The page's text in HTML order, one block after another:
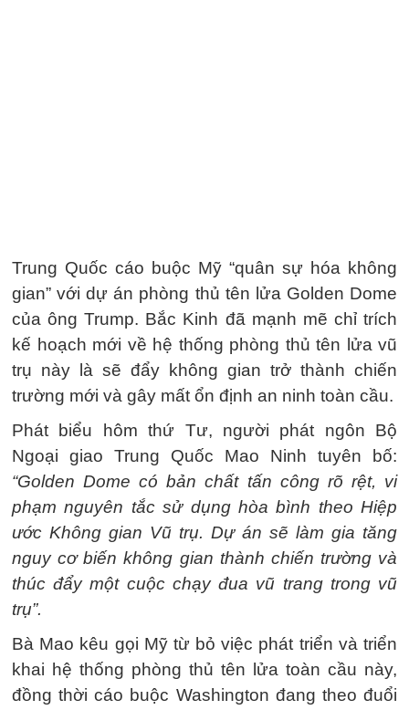
Trung Quốc cáo buộc Mỹ “quân sự hóa không
gian” với dự án phòng thủ tên lửa Golden Dome
của ông Trump. Bắc Kinh đã mạnh mẽ chỉ trích
kế hoạch mới về hệ thống phòng thủ tên lửa vũ
trụ này là sẽ đẩy không gian trở thành chiến
trường mới và gây mất ổn định an ninh toàn cầu.
Phát biểu hôm thứ Tư, người phát ngôn Bộ
Ngoại giao Trung Quốc Mao Ninh tuyên bố:
“Golden Dome có bản chất tấn công rõ rệt, vi
phạm nguyên tắc sử dụng hòa bình theo Hiệp
ước Không gian Vũ trụ. Dự án sẽ làm gia tăng
nguy cơ biến không gian thành chiến trường và
thúc đẩy một cuộc chạy đua vũ trang trong vũ
trụ”.
Bà Mao kêu gọi Mỹ từ bỏ việc phát triển và triển
khai hệ thống phòng thủ tên lửa toàn cầu này,
đồng thời cáo buộc Washington đang theo đuổi